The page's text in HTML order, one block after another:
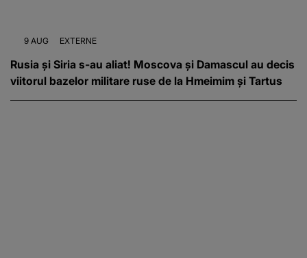
9 AUG EXTERNE
Rusia și Siria s-au aliat! Moscova și Damascul au decis
viitorul bazelor militare ruse de la Hmeimim și Tartus